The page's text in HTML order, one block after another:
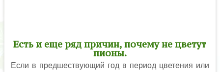
Есть и еще ряд причин, почему не цветут
пионы.
Если в предшествующий год в период цветения или